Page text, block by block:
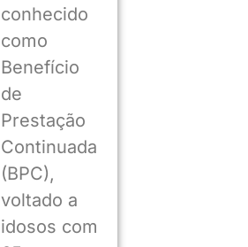
conhecido
como
Benefício
de
Prestação
Continuada
(BPC),
voltado a
idosos com